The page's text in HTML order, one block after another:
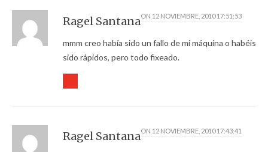
Ragel SantanaON 12 NOVIEMBRE, 2010 17:51:53
mmm creo había sido un fallo de mi máquina o habéis
sido rápidos, pero todo fixeado.
Ragel SantanaON 12 NOVIEMBRE, 2010 17:43:41